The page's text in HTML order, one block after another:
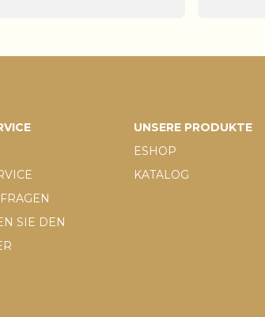
SIE DEN
UNSERE PRODUKTE
ESHOP
KATALOG